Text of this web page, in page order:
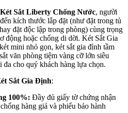
Két Sắt Liberty Chống Nước, người
kích thước lắp đặt (như đặt trong tủ
đặt độc lập trong phòng) cùng trọng
động hoặc chống di dời. Két Sắt Gia
mini nhỏ gọn, két sắt gia đình tầm
văn phòng tiệm vàng cỡ lớn siêu
đa cho quý khách hàng lựa chọn.
Sắt Gia Định:
100%: Đầy đủ giấy tờ chứng nhận
hàng giả và phiếu bảo hành